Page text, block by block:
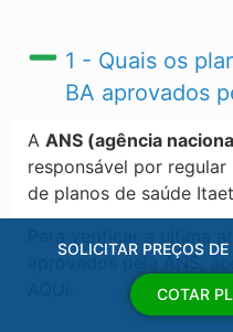
1 - Quais os
BA​ aprovados
A ANS (agência
responsável por
de planos de saúde
aprovados pela ANS,
SOLICITAR PREÇOS
COTAR